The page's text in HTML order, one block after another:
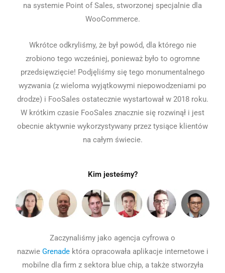
na systemie Point of Sales, stworzonej specjalnie dla
WooCommerce.
Wkrótce odkryliśmy, że był powód, dla którego nie
zrobiono tego wcześniej, ponieważ było to ogromne
przedsięwzięcie! Podjęliśmy się tego monumentalnego
wyzwania (z wieloma wyjątkowymi niepowodzeniami po
drodze) i FooSales ostatecznie wystartował w 2018 roku.
W krótkim czasie FooSales znacznie się rozwinął i jest
obecnie aktywnie wykorzystywany przez tysiące klientów
na całym świecie.
Kim jesteśmy?
Zaczynaliśmy jako agencja cyfrowa o
nazwie Grenadektóra opracowała aplikacje internetowe i
mobilne dla firm z sektora blue chip, a także stworzyła